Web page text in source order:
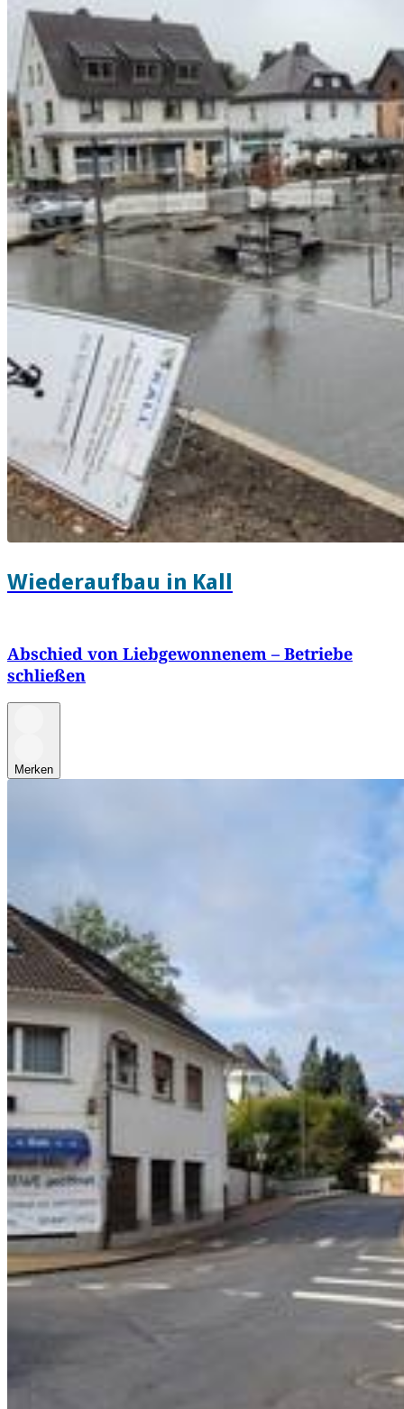
Wiederaufbau in Kall
Abschied von Liebgewonnenem – Betriebe
schließen
Merken